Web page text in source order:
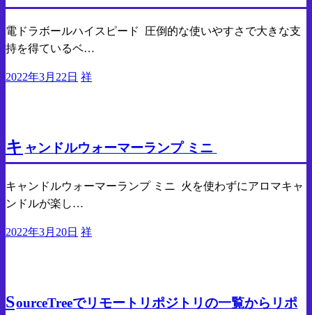
電ドラボールハイスピード 圧倒的な使いやすさで大きな支
持を得ているベ…
投
2022年3月22日 祥
キ ャンドルウォーマーランプ ミニ
キャンドルウォーマーランプ ミニ 火を使わずにアロマキャ
ンドルが楽し…
投
2022年3月20日 祥
SourceTreeでリモートリポジトリの一覧からリポ